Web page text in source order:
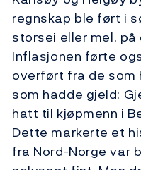
regnskap ble ført i
storsei eller mel, på
Inflasjonen førte
overført fra de som
som hadde gjeld:
hatt til kjøpmenn i
Dette markerte et
fra Nord-Norge var